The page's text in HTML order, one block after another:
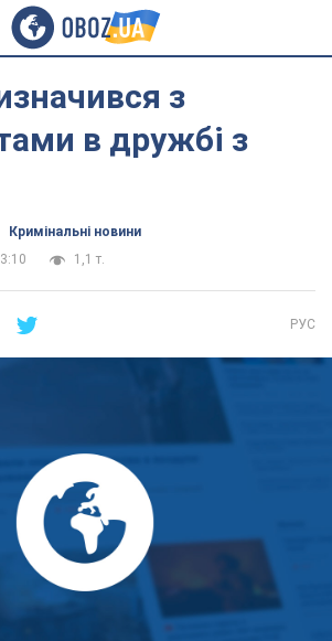
з
в дружбі з
Кримінальні новини
1,1 т.
РУС